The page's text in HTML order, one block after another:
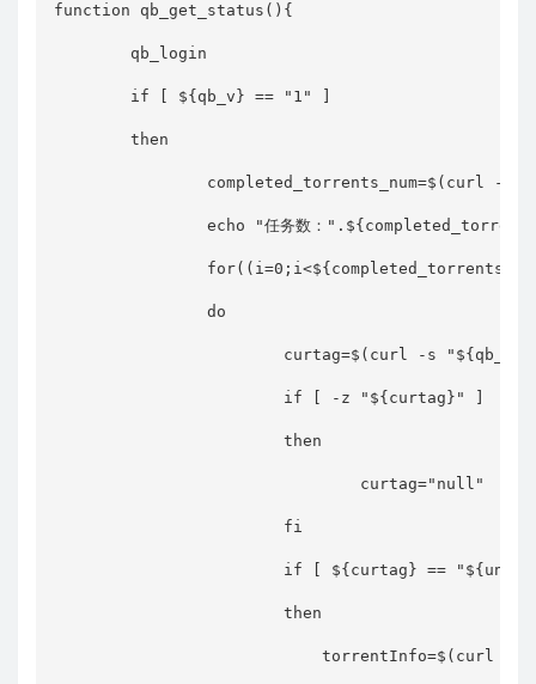
function qb_get_status(){
        qb_login
        if [ ${qb_v} == "1" ]
        then
completed_torrents_num=$(curl -s
echo "任务数：
                do
curtag=$(curl -s
                        if [ -z "${curtag}" ]
                        then
                                curtag="null"
                        fi
if [ ${curtag} ==
                        then
torrentInfo=$(curl -